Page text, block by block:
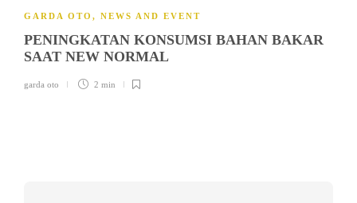
GARDA OTO , NEWS AND EVENT
PENINGKATAN KONSUMSI BAHAN BAKAR
SAAT NEW NORMAL
garda oto 2 min